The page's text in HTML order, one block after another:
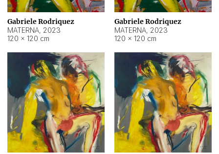
Gabriele Rodriquez
MATERNA, 2023
120 × 120 cm
Gabriele Rodriquez
MATERNA, 2023
120 × 120 cm